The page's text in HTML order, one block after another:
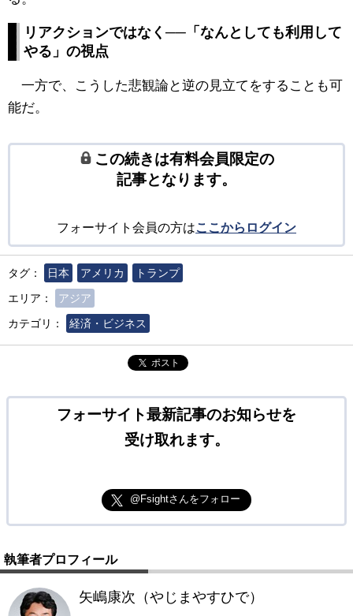
リアクションではなく──「なんとしても利用して
やる」の視点
一方で、こうした悲観論と逆の見立てをすることも可
能だ。
この続きは有料会員限定の
記事となります。
フォーサイト会員の方はここからログイン
タグ： 日本 アメリカ
トランプ
エリア：
アジア
カテゴリ：
経済・ビジネス
ポスト
フォーサイト最新記事のお知らせを
受け取れます。
@Fsightさんをフォロー
執筆者プロフィール
矢嶋康次（やじまやすひで）